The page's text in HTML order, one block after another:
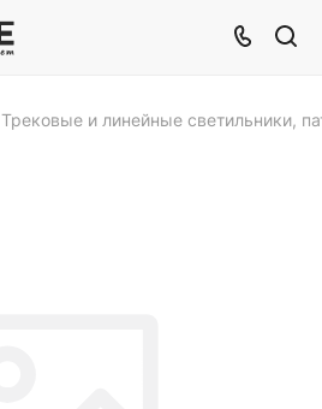
Трековые и линейные светильники,